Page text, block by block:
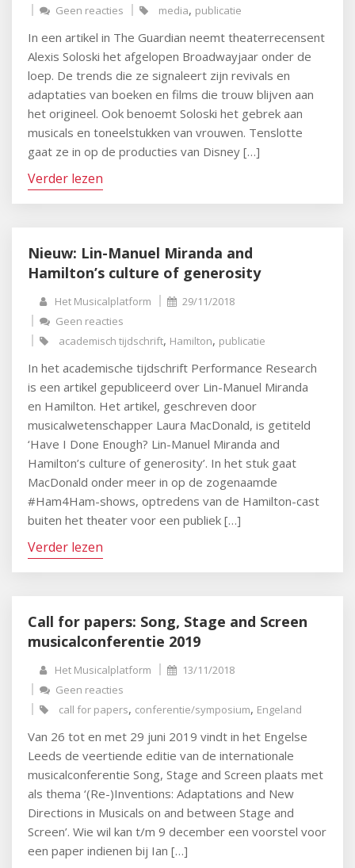
Geen reacties
media, publicatie
In een artikel in The Guardian neemt theaterrecensent
Alexis Soloski het afgelopen Broadwayjaar onder de
loep. De trends die ze signaleert zijn revivals en
adaptaties van boeken en films die trouw blijven aan
het origineel. Ook benoemt Soloski het gebrek aan
musicals en toneelstukken van vrouwen. Tenslotte
gaat ze in op de producties van Disney […]
Verder lezen
Nieuw: Lin-Manuel Miranda and
Hamilton’s culture of generosity
Het Musicalplatform
29/11/2018
Geen reacties
academisch tijdschrift, Hamilton, publicatie
In het academische tijdschrift Performance Research
is een artikel gepubliceerd over Lin-Manuel Miranda
en Hamilton. Het artikel, geschreven door
musicalwetenschapper Laura MacDonald, is getiteld
‘Have I Done Enough? Lin-Manuel Miranda and
Hamilton’s culture of generosity’. In het stuk gaat
MacDonald onder meer in op de zogenaamde
#Ham4Ham-shows, optredens van de Hamilton-cast
buiten het theater voor een publiek […]
Verder lezen
Call for papers: Song, Stage and Screen
musicalconferentie 2019
Het Musicalplatform
13/11/2018
Geen reacties
call for papers, conferentie/symposium, Engeland
Van 26 tot en met 29 juni 2019 vindt in het Engelse
Leeds de veertiende editie van de internationale
musicalconferentie Song, Stage and Screen plaats met
als thema ‘(Re-)Inventions: Adaptations and New
Directions in Musicals on and between Stage and
Screen’. Wie wil kan t/m 9 december een voorstel voor
een paper indienen bij Ian […]